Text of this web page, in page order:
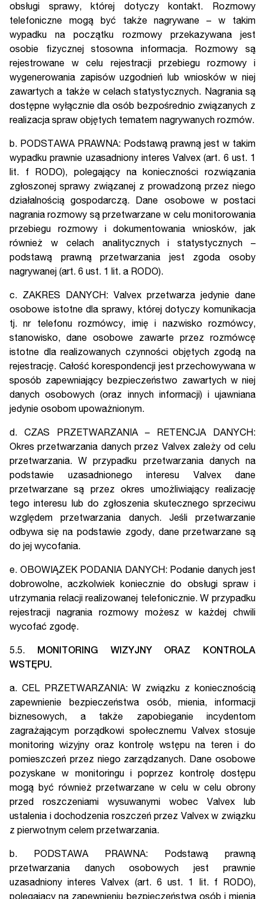
obsługi sprawy, której dotyczy kontakt. Rozmowy
telefoniczne mogą być także nagrywane – w takim
wypadku na początku rozmowy przekazywana jest
osobie fizycznej stosowna informacja. Rozmowy są
rejestrowane w celu rejestracji przebiegu rozmowy i
wygenerowania zapisów uzgodnień lub wniosków w niej
zawartych a także w celach statystycznych. Nagrania są
dostępne wyłącznie dla osób bezpośrednio związanych z
realizacja spraw objętych tematem nagrywanych rozmów.
b. PODSTAWA PRAWNA: Podstawą prawną jest w takim
wypadku prawnie uzasadniony interes Valvex (art. 6 ust. 1
lit. f RODO), polegający na konieczności rozwiązania
zgłoszonej sprawy związanej z prowadzoną przez niego
działalnością gospodarczą. Dane osobowe w postaci
nagrania rozmowy są przetwarzane w celu monitorowania
przebiegu rozmowy i dokumentowania wniosków, jak
również w celach analitycznych i statystycznych –
podstawą prawną przetwarzania jest zgoda osoby
nagrywanej (art. 6 ust. 1 lit. a RODO).
c. ZAKRES DANYCH: Valvex przetwarza jedynie dane
osobowe istotne dla sprawy, której dotyczy komunikacja
tj. nr telefonu rozmówcy, imię i nazwisko rozmówcy,
stanowisko, dane osobowe zawarte przez rozmówcę
istotne dla realizowanych czynności objętych zgodą na
rejestrację. Całość korespondencji jest przechowywana w
sposób zapewniający bezpieczeństwo zawartych w niej
danych osobowych (oraz innych informacji) i ujawniana
jedynie osobom upoważnionym.
d. CZAS PRZETWARZANIA – RETENCJA DANYCH:
Okres przetwarzania danych przez Valvex zależy od celu
przetwarzania. W przypadku przetwarzania danych na
podstawie uzasadnionego interesu Valvex dane
przetwarzane są przez okres umożliwiający realizację
tego interesu lub do zgłoszenia skutecznego sprzeciwu
względem przetwarzania danych. Jeśli przetwarzanie
odbywa się na podstawie zgody, dane przetwarzane są
do jej wycofania.
e. OBOWIĄZEK PODANIA DANYCH: Podanie danych jest
dobrowolne, aczkolwiek koniecznie do obsługi spraw i
utrzymania relacji realizowanej telefonicznie. W przypadku
rejestracji nagrania rozmowy możesz w każdej chwili
wycofać zgodę.
5.5. MONITORING WIZYJNY ORAZ KONTROLA
WSTĘPU.
a. CEL PRZETWARZANIA: W związku z koniecznością
zapewnienie bezpieczeństwa osób, mienia, informacji
biznesowych, a także zapobieganie incydentom
zagrażającym porządkowi społecznemu Valvex stosuje
monitoring wizyjny oraz kontrolę wstępu na teren i do
pomieszczeń przez niego zarządzanych. Dane osobowe
pozyskane w monitoringu i poprzez kontrolę dostępu
mogą być również przetwarzane w celu w celu obrony
przed roszczeniami wysuwanymi wobec Valvex lub
ustalenia i dochodzenia roszczeń przez Valvex w związku
z pierwotnym celem przetwarzania.
b. PODSTAWA PRAWNA: Podstawą prawną
przetwarzania danych osobowych jest prawnie
uzasadniony interes Valvex (art. 6 ust. 1 lit. f RODO),